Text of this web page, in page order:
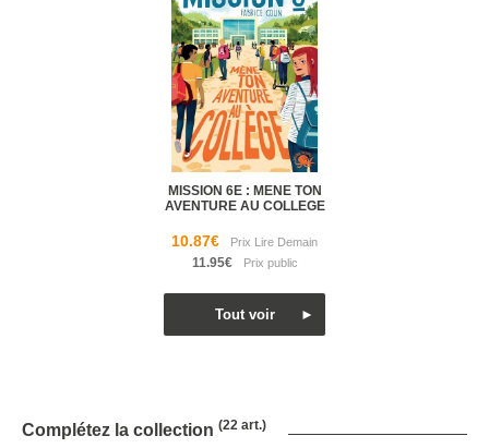
MISSION 6E : MENE TON
AVENTURE AU COLLEGE
10.87€
11.95€
Complétez la collection (22 art.)